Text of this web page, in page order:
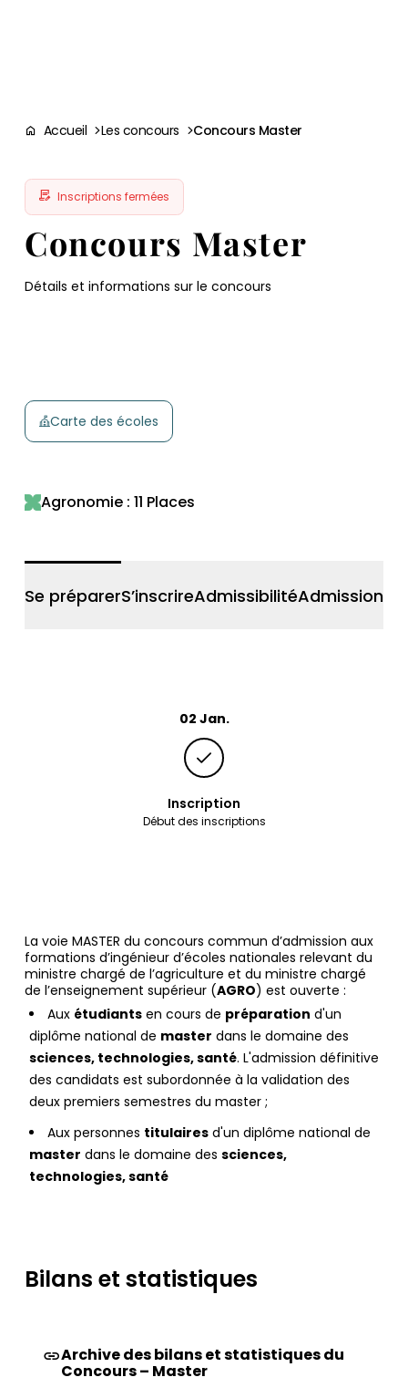
Accueil Les concours Concours Master
Inscriptions fermées
Concours Master
Détails et informations sur le concours
Notice spécifique concours
commun Master - Session
2026
Carte des écoles
Agronomie : 11 Places
Se préparerS’inscrireAdmissibilitéAdmission
02 Jan.
Inscription
Début des inscriptions
La voie MASTER du concours commun d’admission aux
formations d’ingénieur d’écoles nationales relevant du
ministre chargé de l’agriculture et du ministre chargé
de l’enseignement supérieur (AGRO) est ouverte :
Aux étudiants en cours de préparation d'un
diplôme national de master dans le domaine des
sciences, technologies, santé. L'admission définitive
des candidats est subordonnée à la validation des
deux premiers semestres du master ;
Aux personnes titulaires d'un diplôme national de
master dans le domaine des sciences,
technologies, santé
Bilans et statistiques
Archive des bilans et statistiques du
Concours – Master